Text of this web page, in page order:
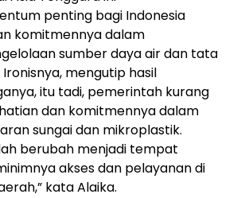
penting bagi Indonesia
komitmennya dalam
sumber daya air dan tata
mengutip hasil
itu tadi, pemerintah kurang
dan komitmennya dalam
sungai dan mikroplastik.
berubah menjadi tempat
akses dan pelayanan di
kata Alaika.